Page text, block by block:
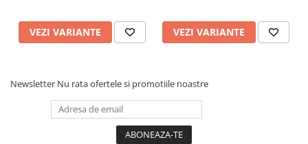
VEZI VARIANTE VEZI VARIANTE
Newsletter Nu rata ofertele si promotiile noastre